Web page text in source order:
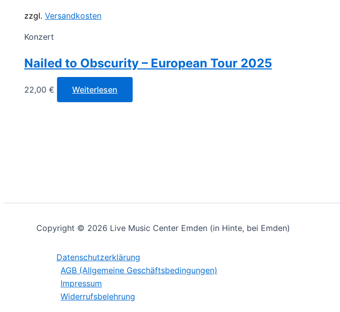
zzgl. Versandkosten
Konzert
Nailed to Obscurity – European Tour 2025
22,00 € Weiterlesen
Copyright © 2026 Live Music Center Emden (in Hinte, bei Emden)
Datenschutzerklärung
AGB (Allgemeine Geschäftsbedingungen)
Impressum
Widerrufsbelehrung